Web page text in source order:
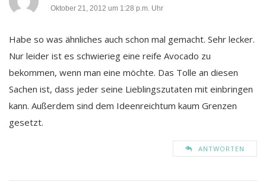
Oktober 21, 2012 um 1:28 p.m. Uhr
Habe so was ähnliches auch schon mal gemacht. Sehr lecker.
Nur leider ist es schwierieg eine reife Avocado zu
bekommen, wenn man eine möchte. Das Tolle an diesen
Sachen ist, dass jeder seine Lieblingszutaten mit einbringen
kann. Außerdem sind dem Ideenreichtum kaum Grenzen
gesetzt.
ANTWORTEN